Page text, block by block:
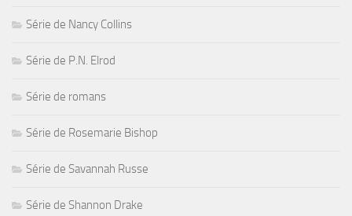
Série de Nancy Collins
Série de P.N. Elrod
Série de romans
Série de Rosemarie Bishop
Série de Savannah Russe
Série de Shannon Drake